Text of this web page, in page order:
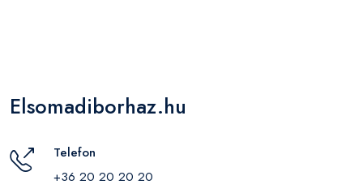
Elsomadiborhaz.hu
Telefon
+36 20 20 20 20